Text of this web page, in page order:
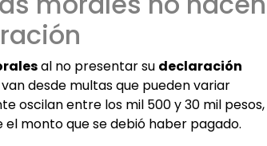
al no presentar su declaración
desde multas que pueden variar
oscilan entre los mil 500 y 30 mil pesos,
monto que se debió haber pagado.